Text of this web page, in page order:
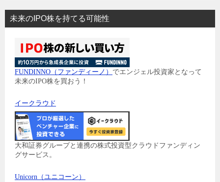
未来のIPO株を持てる可能性
FUNDINNO（ファンディーノ） でエンジェル投資家となって
未来のIPO株を買おう！
イークラウド
大和証券グループと連携の株式投資型クラウドファンディン
グサービス。
Unicorn（ユニコーン）